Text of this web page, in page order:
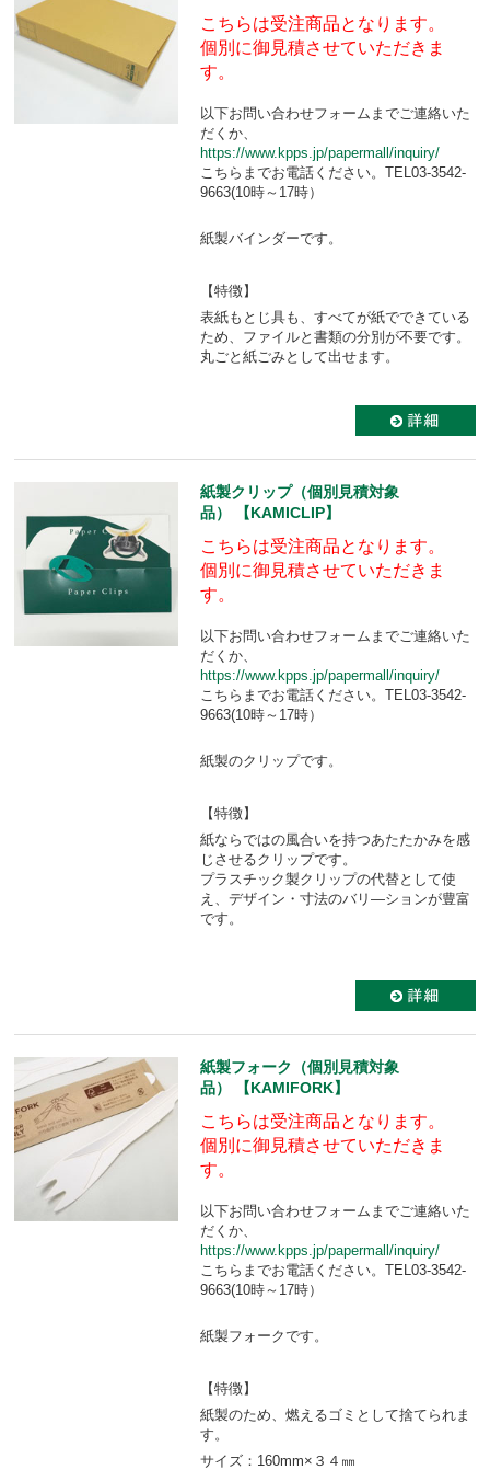
こちらは受注商品となります。
個別に御見積させていただきま
す。
以下お問い合わせフォームまでご連絡いた
だくか、
https://www.kpps.jp/papermall/inquiry/
こちらまでお電話ください。TEL03-3542-
9663(10時～17時）
紙製バインダーです。
【特徴】
表紙もとじ具も、すべてが紙でできている
ため、ファイルと書類の分別が不要です。
丸ごと紙ごみとして出せます。
紙製クリップ（個別見積対象
品） 【KAMICLIP】
こちらは受注商品となります。
個別に御見積させていただきま
す。
以下お問い合わせフォームまでご連絡いた
だくか、
https://www.kpps.jp/papermall/inquiry/
こちらまでお電話ください。TEL03-3542-
9663(10時～17時）
紙製のクリップです。
【特徴】
紙ならではの風合いを持つあたたかみを感
じさせるクリップです。
プラスチック製クリップの代替として使
え、デザイン・寸法のバリ―ションが豊富
です。
紙製フォーク（個別見積対象
品） 【KAMIFORK】
こちらは受注商品となります。
個別に御見積させていただきま
す。
以下お問い合わせフォームまでご連絡いた
だくか、
https://www.kpps.jp/papermall/inquiry/
こちらまでお電話ください。TEL03-3542-
9663(10時～17時）
紙製フォークです。
【特徴】
紙製のため、燃えるゴミとして捨てられま
す。
サイズ：160mm×３４㎜